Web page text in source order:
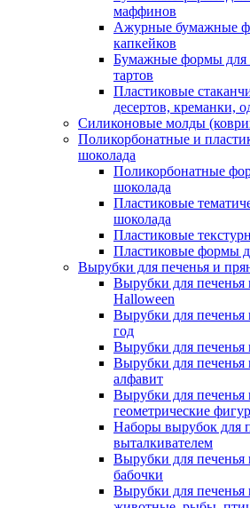
маффинов
Ажурные бумажные
капкейков
Бумажные формы для
тартов
Пластиковые
десертов, креманки,
Силиконовые молды
Поликорбонатные и
шоколада
Поликорбонатные
шоколада
Пластиковые
шоколада
Пластиковые
Пластиковые формы
Вырубки для печенья и
Вырубки для печенья
Halloween
Вырубки для
год
Вырубки для
Вырубки для
алфавит
Вырубки для печенья
геометрические
Наборы вырубок для
выталкивателем
Вырубки для
бабочки
Вырубки для печенья